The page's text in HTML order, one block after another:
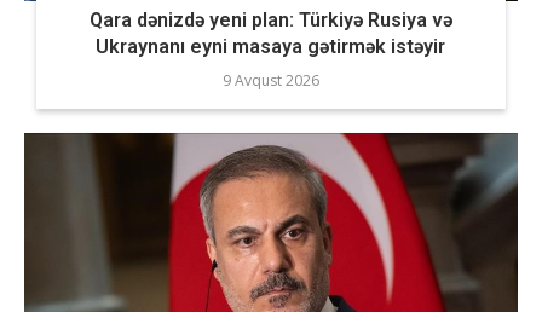
Qara dənizdə yeni plan: Türkiyə Rusiya və
Ukraynanı eyni masaya gətirmək istəyir
9 Avqust 2026